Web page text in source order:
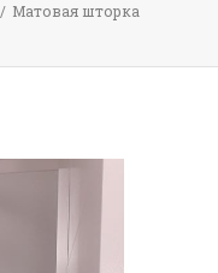
/ Матовая шторка